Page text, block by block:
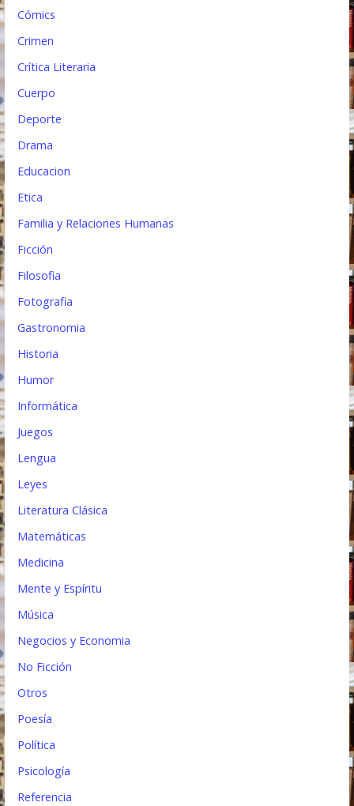
Cómics
Crimen
Crítica Literaria
Cuerpo
Deporte
Drama
Educacion
Etica
Familia y Relaciones Humanas
Ficción
Filosofia
Fotografia
Gastronomia
Historia
Humor
Informática
Juegos
Lengua
Leyes
Literatura Clásica
Matemáticas
Medicina
Mente y Espíritu
Música
Negocios y Economia
No Ficción
Otros
Poesía
Política
Psicología
Referencia